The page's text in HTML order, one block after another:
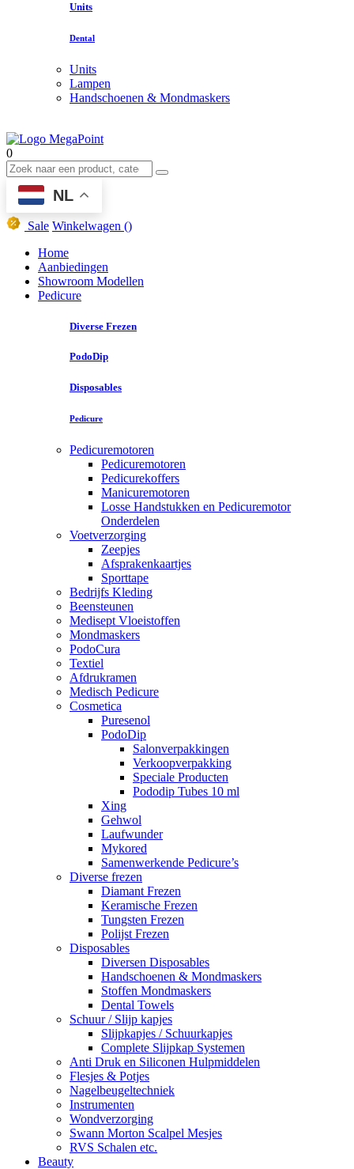
Units
Dental
Units
Lampen
Handschoenen & Mondmaskers
0
NL
Sale Winkelwagen ()
Home
Aanbiedingen
Showroom Modellen
Pedicure
Diverse Frezen
PodoDip
Disposables
Pedicure
Pedicuremotoren
Pedicuremotoren
Pedicurekoffers
Manicuremotoren
Losse Handstukken en Pedicuremotor
Onderdelen
Voetverzorging
Zeepjes
Afsprakenkaartjes
Sporttape
Bedrijfs Kleding
Beensteunen
Medisept Vloeistoffen
Mondmaskers
PodoCura
Textiel
Afdrukramen
Medisch Pedicure
Cosmetica
Puresenol
PodoDip
Salonverpakkingen
Verkoopverpakking
Speciale Producten
Pododip Tubes 10 ml
Xing
Gehwol
Laufwunder
Mykored
Samenwerkende Pedicure’s
Diverse frezen
Diamant Frezen
Keramische Frezen
Tungsten Frezen
Polijst Frezen
Disposables
Diversen Disposables
Handschoenen & Mondmaskers
Stoffen Mondmaskers
Dental Towels
Schuur / Slijp kapjes
Slijpkapjes / Schuurkapjes
Complete Slijpkap Systemen
Anti Druk en Siliconen Hulpmiddelen
Flesjes & Potjes
Nagelbeugeltechniek
Instrumenten
Wondverzorging
Swann Morton Scalpel Mesjes
RVS Schalen etc.
Beauty